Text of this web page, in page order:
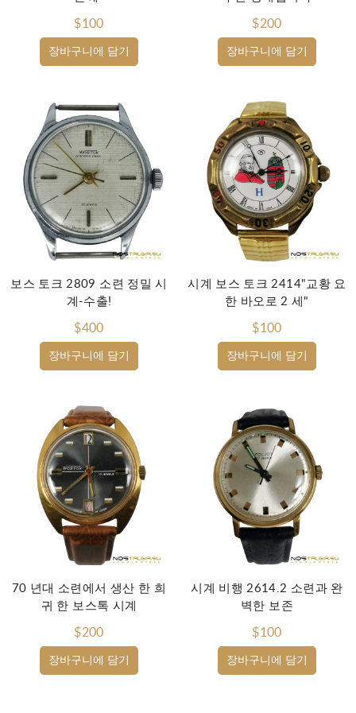
장바구니에 담기
$100
장바구니에 담기
$200
장바구니에 담기
보스 토크 2809 소련 정밀 시
계-수출!
$400
장바구니에 담기
시계 보스 토크 2414"교황 요
한 바오로 2 세"
$100
장바구니에 담기
70 년대 소련에서 생산 한 희
귀 한 보스톡 시계
$200
장바구니에 담기
시계 비행 2614.2 소련과 완
벽한 보존
$100